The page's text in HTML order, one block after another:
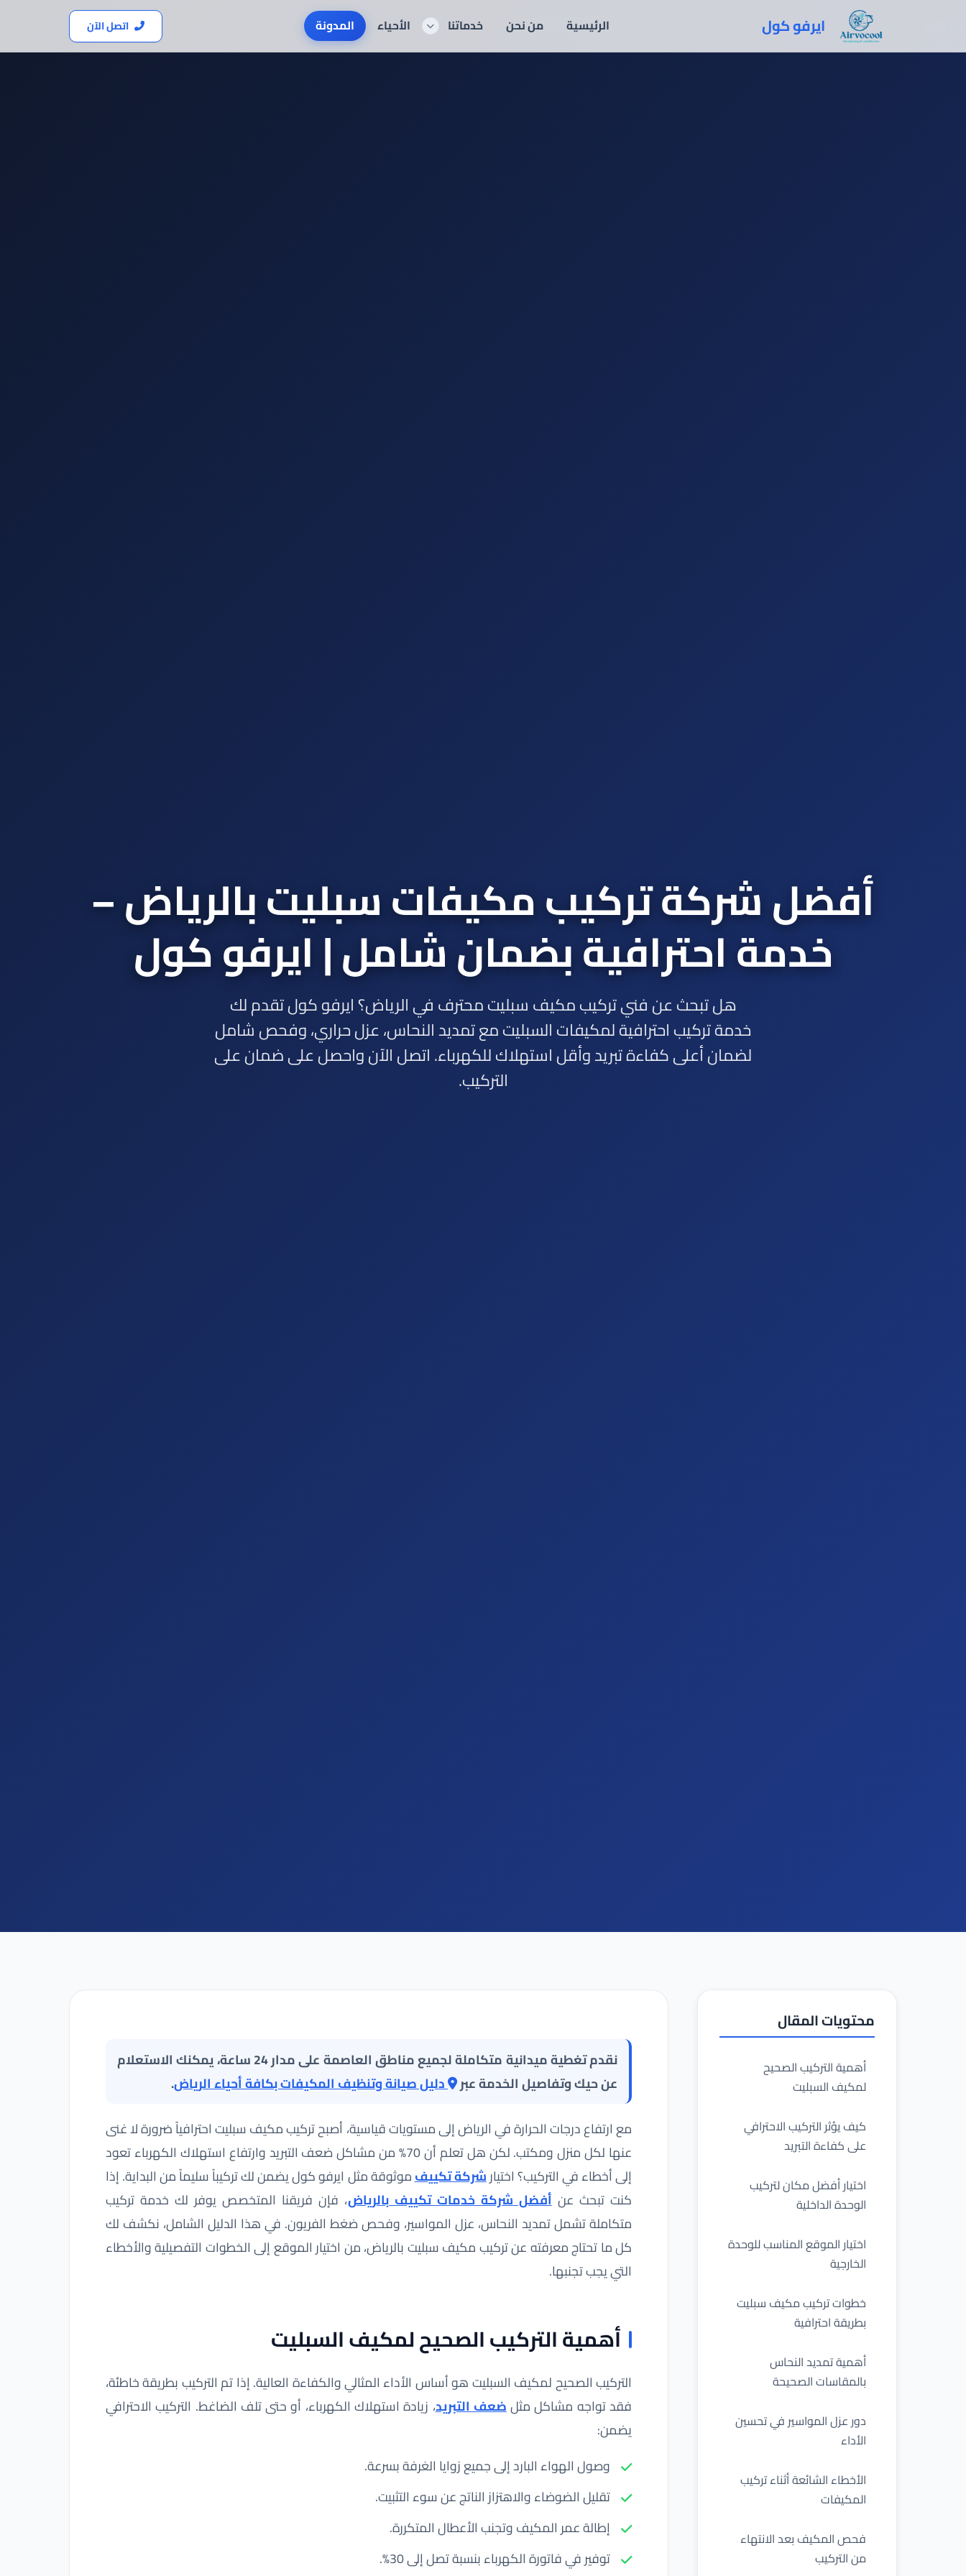
ايرفو كول الرئيسية من نحن خدماتنا الأحياء المدونة اتصل الآن
أفضل شركة تركيب مكيفات سبليت بالرياض –
خدمة احترافية بضمان شامل | ايرفو كول
هل تبحث عن فني تركيب مكيف سبليت محترف في الرياض؟ ايرفو كول تقدم لك
خدمة تركيب احترافية لمكيفات السبليت مع تمديد النحاس، عزل حراري، وفحص شامل
لضمان أعلى كفاءة تبريد وأقل استهلاك للكهرباء. اتصل الآن واحصل على ضمان على
التركيب.
محتويات المقال
أهمية التركيب الصحيح
لمكيف السبليت
كيف يؤثر التركيب الاحترافي
على كفاءة التبريد
اختيار أفضل مكان لتركيب
الوحدة الداخلية
اختيار الموقع المناسب للوحدة
الخارجية
خطوات تركيب مكيف سبليت
بطريقة احترافية
أهمية تمديد النحاس
بالمقاسات الصحيحة
دور عزل المواسير في تحسين
الأداء
الأخطاء الشائعة أثناء تركيب
المكيفات
فحص المكيف بعد الانتهاء
من التركيب
نقدم تغطية ميدانية متكاملة لجميع مناطق العاصمة على مدار 24 ساعة، يمكنك الاستعلام
عن حيك وتفاصيل الخدمة عبر دليل صيانة وتنظيف المكيفات بكافة أحياء الرياض.
مع ارتفاع درجات الحرارة في الرياض إلى مستويات قياسية، أصبح تركيب مكيف سبليت احترافياً ضرورة لا غنى
عنها لكل منزل ومكتب. لكن هل تعلم أن 70% من مشاكل ضعف التبريد وارتفاع استهلاك الكهرباء تعود
إلى أخطاء في التركيب؟ اختيارشركة تكييفموثوقة مثل ايرفو كول يضمن لك تركيباً سليماً من البداية. إذا
كنت تبحث عنأفضل شركة خدمات تكييف بالرياض، فإن فريقنا المتخصص يوفر لك خدمة تركيب
متكاملة تشمل تمديد النحاس، عزل المواسير، وفحص ضغط الفريون. في هذا الدليل الشامل، نكشف لك
كل ما تحتاج معرفته عن تركيب مكيف سبليت بالرياض، من اختيار الموقع إلى الخطوات التفصيلية والأخطاء
التي يجب تجنبها.
أهمية التركيب الصحيح لمكيف السبليت
التركيب الصحيح لمكيف السبليت هو أساس الأداء المثالي والكفاءة العالية. إذا تم التركيب بطريقة خاطئة،
فقد تواجه مشاكل مثلضعف التبريد، زيادة استهلاك الكهرباء، أو حتى تلف الضاغط. التركيب الاحترافي
يضمن:
وصول الهواء البارد إلى جميع زوايا الغرفة بسرعة.
تقليل الضوضاء والاهتزاز الناتج عن سوء التثبيت.
إطالة عمر المكيف وتجنب الأعطال المتكررة.
توفير في فاتورة الكهرباء بنسبة تصل إلى 30%.